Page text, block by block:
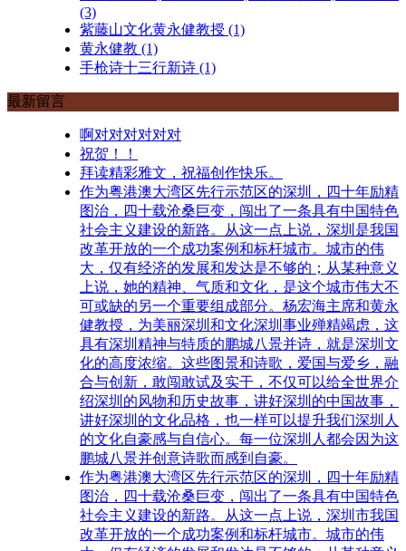
(3)
紫藤山文化黄永健教授 (1)
黄永健教 (1)
手枪诗十三行新诗 (1)
最新留言
啊对对对对对对
祝贺！！
拜读精彩雅文，祝福创作快乐。
作为粤港澳大湾区先行示范区的深圳，四十年励精
图治，四十载沧桑巨变，闯出了一条具有中国特色
社会主义建设的新路。从这一点上说，深圳是我国
改革开放的一个成功案例和标杆城市。城市的伟
大，仅有经济的发展和发达是不够的；从某种意义
上说，她的精神、气质和文化，是这个城市伟大不
可或缺的另一个重要组成部分。杨宏海主席和黄永
健教授，为美丽深圳和文化深圳事业殚精竭虑，这
具有深圳精神与特质的鹏城八景并诗，就是深圳文
化的高度浓缩。这些图景和诗歌，爱国与爱乡，融
合与创新，敢闯敢试及实干，不仅可以给全世界介
绍深圳的风物和历史故事，讲好深圳的中国故事，
讲好深圳的文化品格，也一样可以提升我们深圳人
的文化自豪感与自信心。每一位深圳人都会因为这
鹏城八景并创意诗歌而感到自豪。
作为粤港澳大湾区先行示范区的深圳，四十年励精
图治，四十载沧桑巨变，闯出了一条具有中国特色
社会主义建设的新路。从这一点上说，深圳市我国
改革开放的一个成功案例和标杆城市。城市的伟